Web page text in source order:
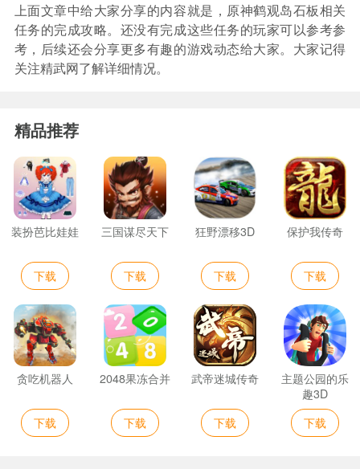
上面文章中给大家分享的内容就是，原神鹤观岛石板相关
任务的完成攻略。还没有完成这些任务的玩家可以参考参
考，后续还会分享更多有趣的游戏动态给大家。大家记得
关注精武网了解详细情况。
精品推荐
装扮芭比娃娃
下载
三国谋尽天下
下载
狂野漂移3D
下载
保护我传奇
下载
贪吃机器人
下载
2048果冻合并
下载
武帝迷城传奇
下载
主题公园的乐
趣3D
下载